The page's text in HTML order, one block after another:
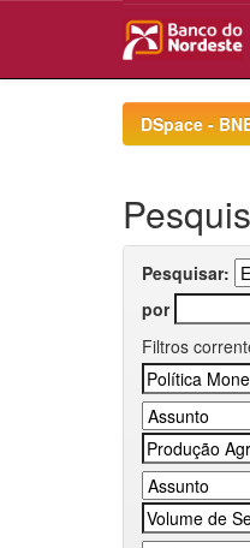
DSpace -
Pesquisar:
por
Filtros